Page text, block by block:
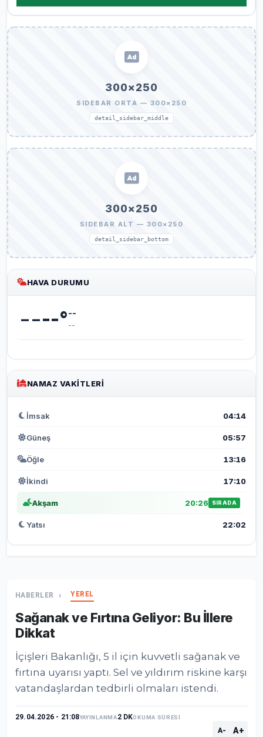
300×250
SIDEBAR ORTA — 300×250
detail_sidebar_middle
300×250
SIDEBAR ALT — 300×250
detail_sidebar_bottom
HAVA DURUMU
----°--
--
NAMAZ VAKITLERI
İmsak 04:14
Güneş 05:57
Öğle 13:16
İkindi 17:10
Akşam 20:26 SIRADA
Yatsı 22:02
HABERLER YEREL
Sağanak ve Fırtına Geliyor: Bu İllere
Dikkat
İçişleri Bakanlığı, 5 il için kuvvetli sağanak ve
fırtına uyarısı yaptı. Sel ve yıldırım riskine karşı
vatandaşlardan tedbirli olmaları istendi.
29.04.2026 - 21:08YAYINLANMA2 DKOKUMA SÜRESİ
A- A+